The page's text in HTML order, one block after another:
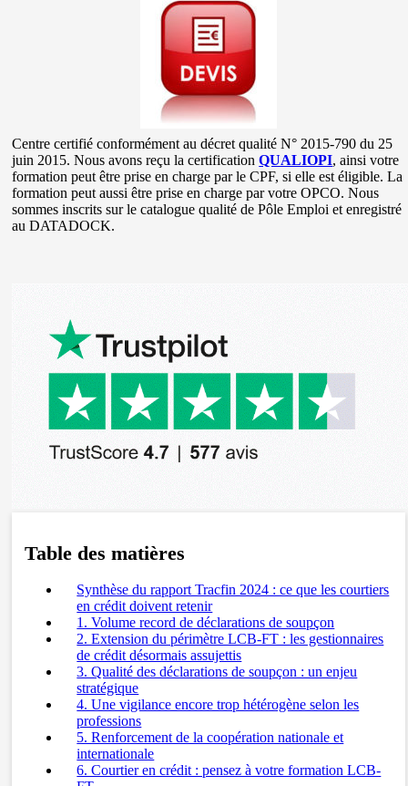
Centre certifié conformément au décret qualité N° 2015-790 du 25
juin 2015. Nous avons reçu la certificationQUALIOPI, ainsi votre
formation peut être prise en charge par le CPF, si elle est éligible. La
formation peut aussi être prise en charge par votre OPCO. Nous
sommes inscrits sur le catalogue qualité de Pôle Emploi et enregistré
au DATADOCK.
Table des matières
Synthèse du rapport Tracfin 2024 : ce que les courtiers
en crédit doivent retenir
1. Volume record de déclarations de soupçon
2. Extension du périmètre LCB-FT : les gestionnaires
de crédit désormais assujettis
3. Qualité des déclarations de soupçon : un enjeu
stratégique
4. Une vigilance encore trop hétérogène selon les
professions
5. Renforcement de la coopération nationale et
internationale
6. Courtier en crédit : pensez à votre formation LCB-